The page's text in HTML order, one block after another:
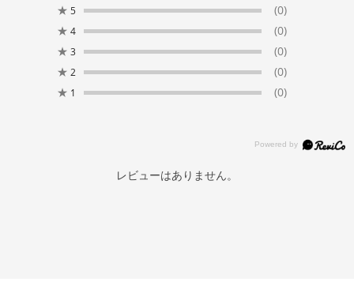
★ 5
(0)
★ 4
(0)
★ 3
(0)
★ 2
(0)
★ 1 (0)
レビューはありません。